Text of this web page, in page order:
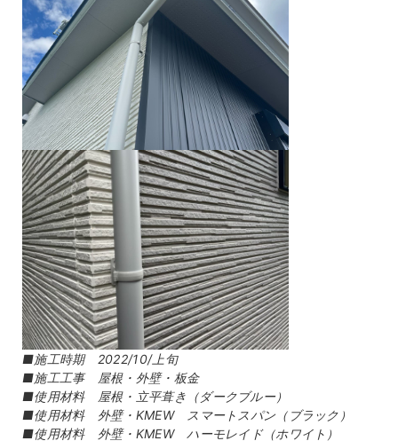
■施工時期 2022/10/上旬
■施工工事 屋根・外壁・板金
■使用材料 屋根・立平葺き（ダークブルー）
■使用材料 外壁・KMEW スマートスパン（ブラック）
■使用材料 外壁・KMEW ハーモレイド（ホワイト）